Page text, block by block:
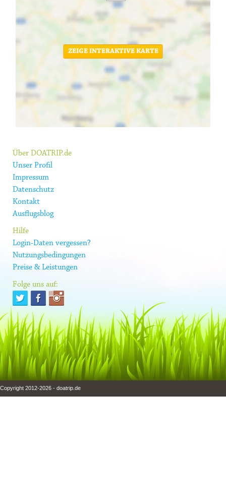
ZEIGE INTERAKTIVE KARTE
Über DOATRIP.de
Unser Profil
Impressum
Datenschutz
Kontakt
Ausflugsblog
Hilfe
Login-Daten vergessen?
Nutzungsbedingungen
Preise & Leistungen
Folge uns auf:
Copyright 2012-2026 - doatrip.de